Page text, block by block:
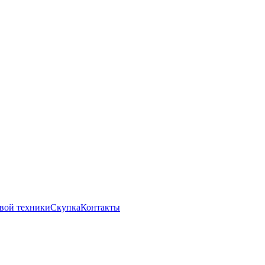
техникиСкупкаКонтакты